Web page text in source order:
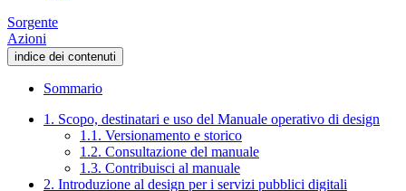
Sorgente
Azioni
indice dei contenuti
Sommario
1. Scopo, destinatari e uso del Manuale operativo di design
1.1. Versionamento e storico
1.2. Consultazione del manuale
1.3. Contribuisci al manuale
2. Introduzione al design per i servizi pubblici digitali